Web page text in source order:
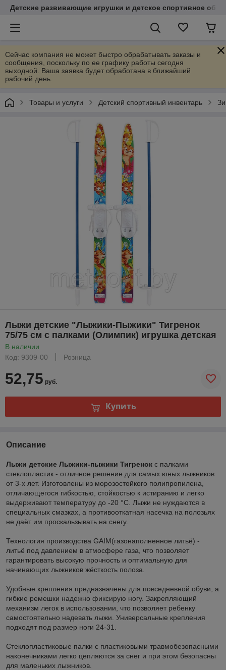
Детские развивающие игрушки и детское спортивное
Сейчас компания не может быстро обрабатывать заказы и
сообщения, поскольку по ее графику работы сегодня
выходной. Ваша заявка будет обработана в ближайший
рабочий день.
Товары и услуги Детский спортивный инвентарь
Лыжи детские "Лыжики-Пыжики" Тигренок
75/75 см с палками (Олимпик) игрушка детская
В наличии
Код: 9309-00
Розница
52,75 руб.
Купить
Описание
Лыжи детские Лыжики-пыжики Тигренок с палками
стеклопластик - отличное решение для самых юных лыжников
от 3-х лет. Изготовлены из морозостойкого полипропилена,
отличающегося гибкостью, стойкостью к истиранию и легко
выдерживают температуру до -20 °C. Лыжи не нуждаются в
специальных смазках, а противооткатная насечка на полозьях
не даёт им проскальзывать на снегу.
Технология производства GAIM(газонаполненное литьё) -
литьё под давлением в атмосфере газа, что позволяет
гарантировать высокую прочность и оптимальную для
начинающих лыжников жёсткость полоза.
Удобные крепления предназначены для повседневной обуви, а
гибкие ремешки надежно фиксирую ногу. Закрепляющий
механизм легок в использовании, что позволяет ребенку
самостоятельно надевать лыжи. Универсальные крепления
подходят под размер ноги 24-31.
Стеклопластиковые палки c пластиковыми травмобезопасными
наконечниками легко цепляются за снег и при этом безопасны
для маленьких лыжников.